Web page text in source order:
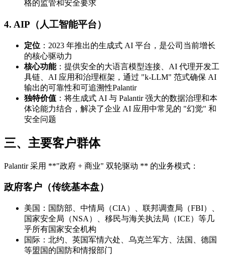
格的监管和安全要求
4. AIP（人工智能平台）
定位 ：2023 年推出的生成式 AI 平台，是公司当前增长
的核心驱动力
核心功能：提供安全的大语言模型连接、AI 代理开发工
具链、AI 应用和治理框架，通过 "k-LLM" 范式确保 AI
输出的可靠性和可追溯性Palantir
独特价值 ：将生成式 AI 与 Palantir 强大的数据治理和本
体论能力结合，解决了企业 AI 应用中常见的 "幻觉" 和
安全问题
三、主要客户群体
Palantir 采用 **"政府 + 商业" 双轮驱动 ** 的业务模式：
政府客户（传统基本盘）
美国：国防部、中情局（CIA）、联邦调查局（FBI）、
国家安全局（NSA）、移民与海关执法局（ICE）等几
乎所有国家安全机构
国际：北约、英国军情六处、乌克兰军方、法国、德国
等盟国的国防和情报部门